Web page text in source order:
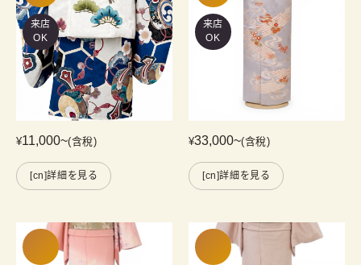
来店
OK
¥11,000~(含稅)
[cn]詳細を見る
来店
OK
¥33,000~(含稅)
[cn]詳細を見る